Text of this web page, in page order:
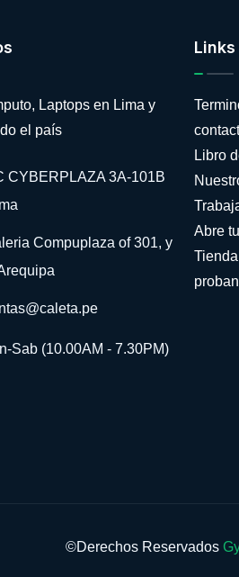
Laptops en Lima y
el país
CYBERPLAZA 3A-101B
Compuplaza of 301, y
Sab (10.00AM - 7.30PM)
Links
Libro
Abre
Tienda
©Derechos Reservados